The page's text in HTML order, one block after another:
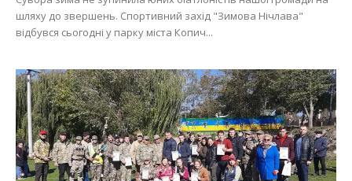
шляху до звершень. Спортивний захід "Зимова Нічлава"
відбувся сьогодні у парку міста Копич...